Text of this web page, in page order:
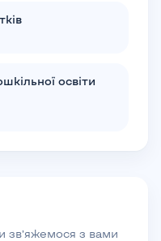
освіти
зв’яжемося з вами